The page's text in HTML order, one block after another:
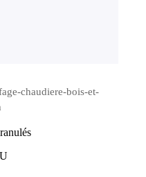
chaudiere-bois-et-